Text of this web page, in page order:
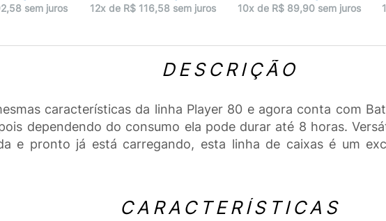
sem juros 12x de R$ 116,58 sem juros 10x de R$ 89,90 sem juros
DESCRIÇÃO
características da linha Player 80 e agora conta com
dependendo do consumo ela pode durar até 8 horas.
e pronto já está carregando, esta linha de caixas é um
CARACTERÍSTICAS